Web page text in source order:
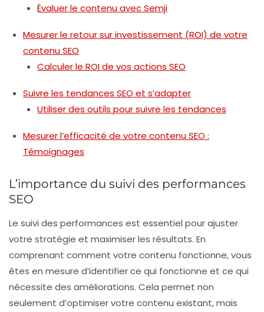
Évaluer le contenu avec Semji
Mesurer le retour sur investissement (ROI) de votre
contenu SEO
Calculer le ROI de vos actions SEO
Suivre les tendances SEO et s’adapter
Utiliser des outils pour suivre les tendances
Mesurer l’efficacité de votre contenu SEO :
Témoignages
L’importance du suivi des performances
SEO
Le suivi des performances est essentiel pour ajuster
votre stratégie et maximiser les résultats. En
comprenant comment votre contenu fonctionne, vous
êtes en mesure d’identifier ce qui fonctionne et ce qui
nécessite des améliorations. Cela permet non
seulement d’optimiser votre contenu existant, mais